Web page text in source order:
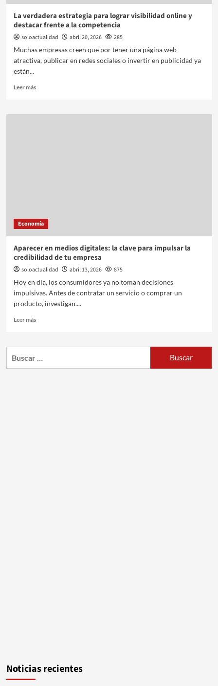
La verdadera estrategia para lograr visibilidad online y
destacar frente a la competencia
soloactualidad abril 20, 2026
285
Muchas empresas creen que por tener una página web
atractiva, publicar en redes sociales o invertir en publicidad ya
están...
Leer más
Economía
Aparecer en medios digitales: la clave para impulsar la
credibilidad de tu empresa
soloactualidad abril 13, 2026
875
Hoy en día, los consumidores ya no toman decisiones
impulsivas. Antes de contratar un servicio o comprar un
producto, investigan....
Leer más
Noticias recientes